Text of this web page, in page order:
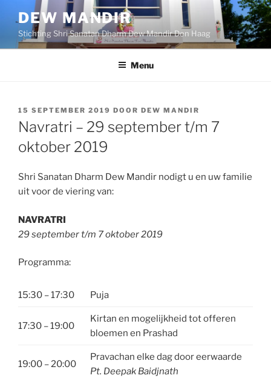
naar
inhoud
DEW MANDIR
Stichting Shri Sanatan Dharm Dew Mandir Den Haag
Menu
GEPLAATST
OP
15 SEPTEMBER 2019 DOOR DEW MANDIR
Navratri – 29 september t/m 7
oktober 2019
Shri Sanatan Dharm Dew Mandir nodigt u en uw familie
uit voor de viering van:
NAVRATRI
29 september t/m 7 oktober 2019
Programma:
15:30 – 17:30 Puja
17:30 – 19:00
Kirtan en mogelijkheid tot offeren
bloemen en Prashad
19:00 – 20:00
Pravachan elke dag door eerwaarde
Pt. Deepak Baidjnath